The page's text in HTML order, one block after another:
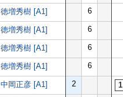
徳増秀樹 [A1] 6
徳増秀樹 [A1] 6
徳増秀樹 [A1] 6
徳増秀樹 [A1] 6
中岡正彦 [A1] 2